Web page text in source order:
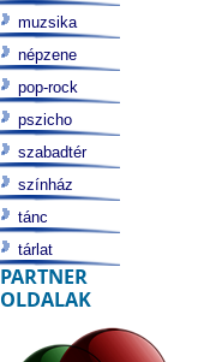
muzsika
népzene
pop-rock
pszicho
szabadtér
színház
tánc
tárlat
PARTNER
OLDALAK